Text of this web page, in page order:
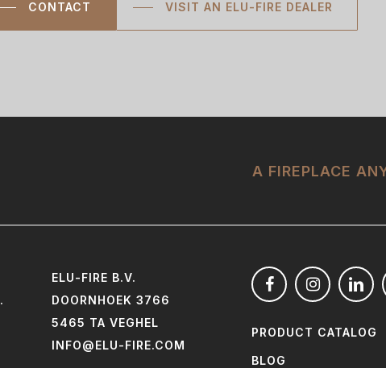
CONTACT VISIT AN ELU-FIRE DEALER
A FIREPLACE
.
ELU-FIRE B.V.
DOORNHOEK 3766
5465 TA VEGHEL
INFO@ELU-FIRE.COM
PRODUCT CATALOG
BLOG